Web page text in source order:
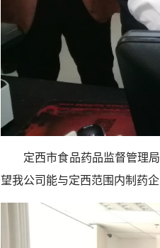
定西市食品药品监督管理
望我公司能与定西范围内制药